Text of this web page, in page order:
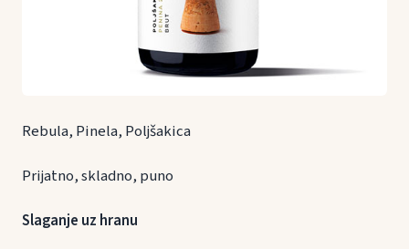
Rebula, Pinela, Poljšakica
Prijatno, skladno, puno
Slaganje uz hranu